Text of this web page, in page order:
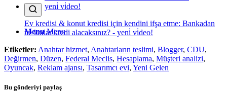
Menu Menu
Ev kredisi & konut kredisi için kendini ifşa etme: Bankadan
ne kadar kredi alacaksınız? - yeni̇ vi̇deo!
Etiketler: Anahtar hizmet, Anahtarların teslimi, Blogger, CDU,
Değirmen, Düzen, Federal Meclis, Hesaplama, Müşteri analizi,
Oyuncak, Reklam ajansı, Tasarımcı evi, Yeni Gelen
Bu gönderiyi paylaş